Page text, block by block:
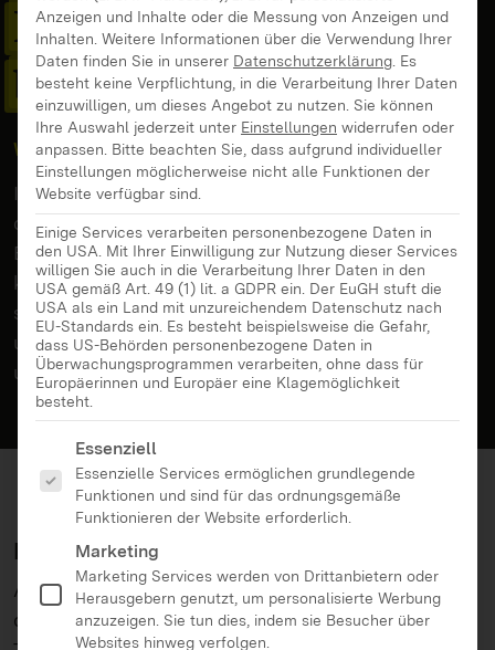
Emotionen Politik
beeinflussen können
Workshop
In diesem interaktiven Workshop für Schulklassen
der Stufe 4-6 erleben die Teilnehmenden, wie stark
Emotionen politische Entscheidungen prägen
können. In einem spannenden Rollenspiel
schlüpfen sie in die Rollen bekannter Filmfiguren
und steuern deren Handlungen durch alltägliche
und politische Situationen.
Inhalte
Anhand eines spielerischen Zugangs in der Welt
des Films „Alles steht Kopf 2“ erleben die
Anzeigen und Inhalte oder die Messung von Anzeigen und
Inhalten. Weitere Informationen über die Verwendung Ihrer
Daten finden Sie in unserer Datenschutzerklärung Es
besteht keine Verpflichtung, in die Verarbeitung Ihrer Daten
einzuwilligen, um dieses Angebot zu nutzen. Sie können
Ihre Auswahl jederzeit unter Einstellungen widerrufen oder
anpassen. Bitte beachten Sie, dass aufgrund individueller
Einstellungen möglicherweise nicht alle Funktionen der
Website verfügbar sind.
Einige Services verarbeiten personenbezogene Daten in
den USA. Mit Ihrer Einwilligung zur Nutzung dieser Services
willigen Sie auch in die Verarbeitung Ihrer Daten in den
USA gemäß Art. 49 (1) lit. a GDPR ein. Der EuGH stuft die
USA als ein Land mit unzureichendem Datenschutz nach
EU-Standards ein. Es besteht beispielsweise die Gefahr,
dass US-Behörden personenbezogene Daten in
Überwachungsprogrammen verarbeiten, ohne dass für
Europäerinnen und Europäer eine Klagemöglichkeit
besteht.
Es folgt eine Liste der Service-Gruppen, für die eine
Essenziell
Essenzielle Services ermöglichen grundlegende
Funktionen und sind für das ordnungsgemäße
Funktionieren der Website erforderlich.
Marketing
Marketing Services werden von Drittanbietern oder
Herausgebern genutzt, um personalisierte Werbung
anzuzeigen. Sie tun dies, indem sie Besucher über
Websites hinweg verfolgen.